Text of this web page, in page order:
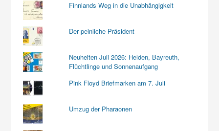
Finnlands Weg in die Unabhängigkeit
Der peinliche Präsident
Neuheiten Juli 2026: Helden, Bayreuth,
Flüchtlinge und Sonnenaufgang
Pink Floyd Briefmarken am 7. Juli
Umzug der Pharaonen